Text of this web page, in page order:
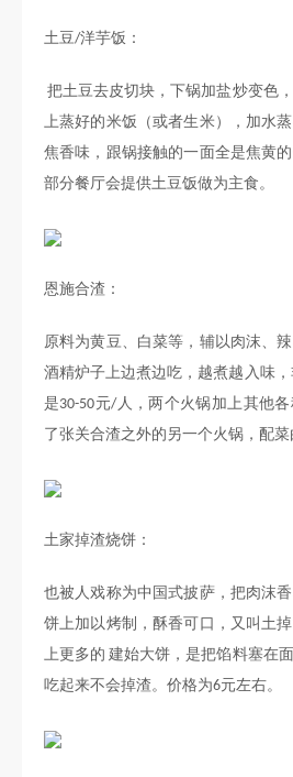
土豆/洋芋饭：
把土豆去皮切块，下锅加盐炒变色
上蒸好的米饭（或者生米），加水
焦香味，跟锅接触的一面全是焦黄
部分餐厅会提供土豆饭做为主食。
恩施合渣：
原料为黄豆、白菜等，辅以肉沫、
酒精炉子上边煮边吃，越煮越入味，
是30-50元/人，两个火锅加上其他
了张关合渣之外的另一个火锅，配菜
土家掉渣烧饼：
也被人戏称为中国式披萨，把肉沫
饼上加以烤制，酥香可口，又叫土
上更多的 建始大饼，是把馅料塞在
吃起来不会掉渣。价格为6元左右。